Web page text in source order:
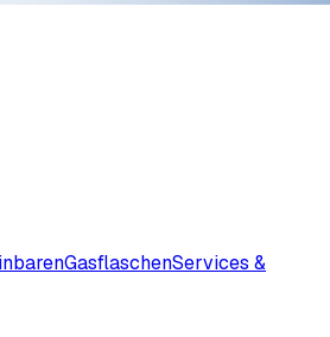
GasflaschenServices &